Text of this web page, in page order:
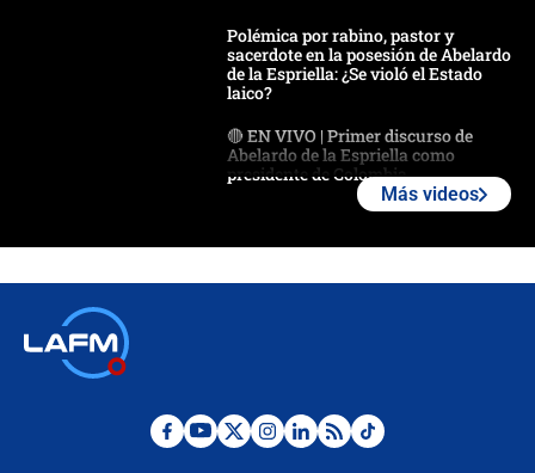
Polémica por rabino, pastor y
sacerdote en la posesión de Abelardo
de la Espriella: ¿Se violó el Estado
laico?
🔴 EN VIVO | Primer discurso de
Abelardo de la Espriella como
presidente de Colombia
Desde dermatitis hasta infecciones:
Más videos